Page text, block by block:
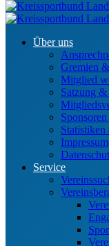
Über uns
Gremien
Mitglied
Satzung
Impressum
Service